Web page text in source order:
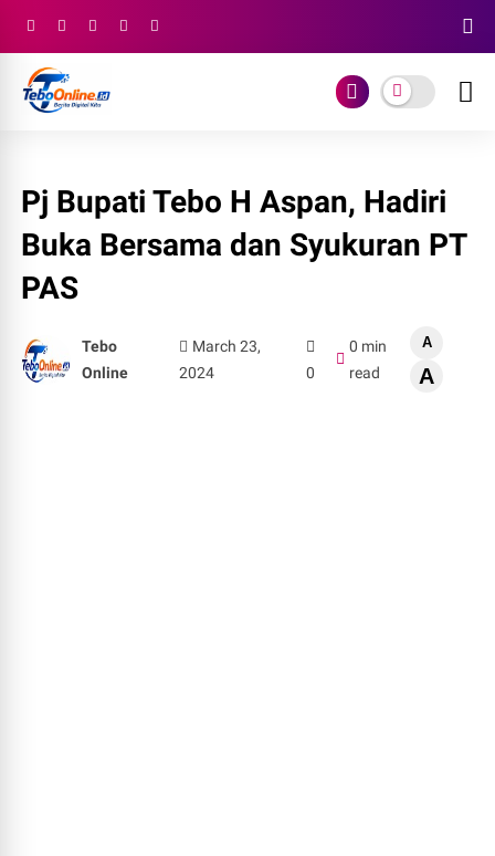
Pj Bupati Tebo H Aspan, Hadiri
Buka Bersama dan Syukuran PT
PAS
Tebo
Online
March 23,
2024
0
0 min
read
A
A